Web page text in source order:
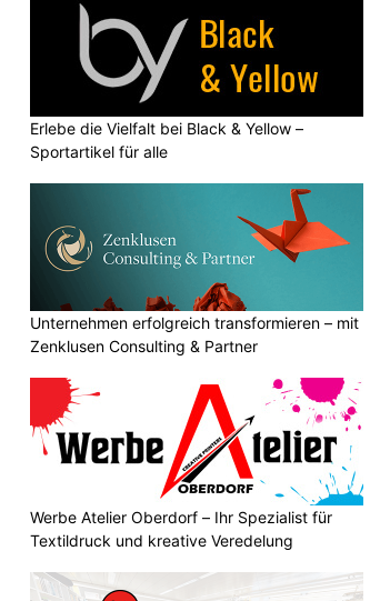
Erlebe die Vielfalt bei Black & Yellow –
Sportartikel für alle
Unternehmen erfolgreich transformieren – mit
Zenklusen Consulting & Partner
Werbe Atelier Oberdorf – Ihr Spezialist für
Textildruck und kreative Veredelung